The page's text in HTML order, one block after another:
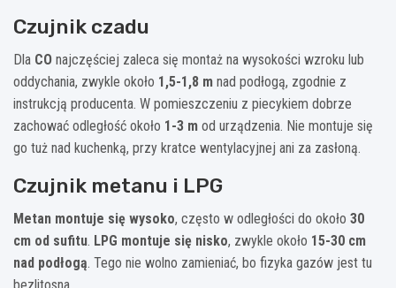
Czujnik czadu
Dla CO najczęściej zaleca się montaż na wysokości wzroku lub
oddychania, zwykle około 1,5-1,8 m nad podłogą, zgodnie z
instrukcją producenta. W pomieszczeniu z piecykiem dobrze
zachować odległość około 1-3 m od urządzenia. Nie montuje się
go tuż nad kuchenką, przy kratce wentylacyjnej ani za zasłoną.
Czujnik metanu i LPG
Metan montuje się wysoko, często w odległości do około 30
cm od sufitu. LPG montuje się nisko, zwykle około 15-30 cm
nad podłogą. Tego nie wolno zamieniać, bo fizyka gazów jest tu